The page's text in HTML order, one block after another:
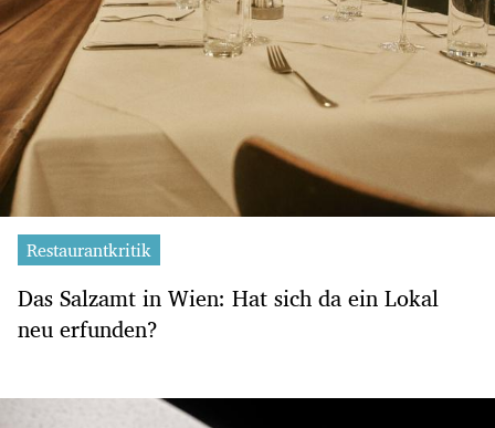
Restaurantkritik
Das Salzamt in Wien: Hat sich da ein Lokal
neu erfunden?